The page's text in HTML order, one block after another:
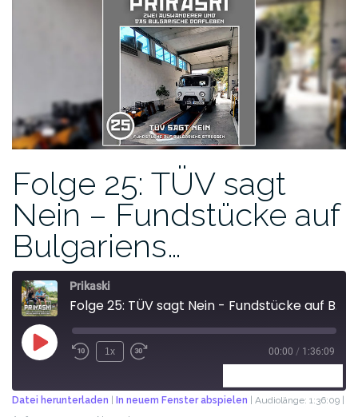
Folge 25: TÜV sagt
Nein – Fundstücke auf
Bulgariens…
Prikaski
Folge 25: TÜV sagt Nein - Fundstücke auf Bulgariens Strassen
1x 00:00 / 1:36:09
Datei herunterladen | In neuem Fenster abspielen | Audiolänge: 1:36:09 |